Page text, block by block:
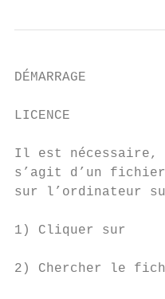
DÉMARRAGE
LICENCE
Il est
s’agit d’un
sur l’ordinateur
1) Cliquer sur
2) Chercher le